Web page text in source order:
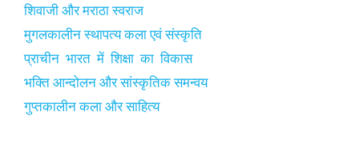
शिवाजी और मराठा स्वराज
मुगलकालीन स्थापत्य कला एवं संस्कृति
प्राचीन भारत में शिक्षा का विकास
भक्ति आन्दोलन और सांस्कृतिक समन्वय
गुप्तकालीन कला और साहित्य